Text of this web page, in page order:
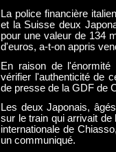
La police financière
et la Suisse deux
pour une valeur de 134
d'euros, a-t-on appris
En raison de
vérifier l'authenticité de
de presse de la GDF de
Les deux Japonais,
sur le train qui arrivait de
internationale de
un communiqué.